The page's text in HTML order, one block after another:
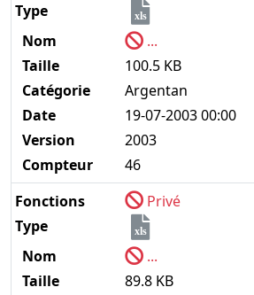
Type
xls
Nom
...
Taille
100.5 KB
Catégorie
Argentan
Date
19-07-2003 00:00
Version
2003
Compteur
46
Fonctions
Privé
Type
xls
Nom
...
Taille
89.8 KB